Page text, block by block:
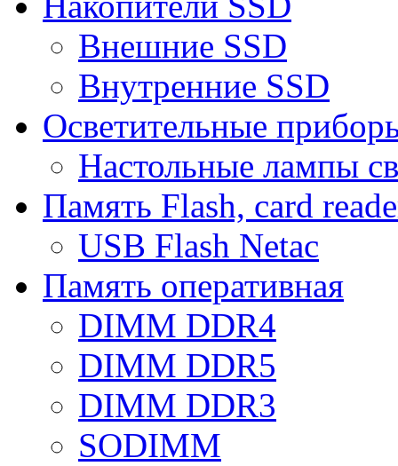
Внешние SSD
Внутренние SSD
Осветительные
Настольные лампы
Память Flash, card
USB Flash Netac
Память оперативная
DIMM DDR4
DIMM DDR5
DIMM DDR3
SODIMM